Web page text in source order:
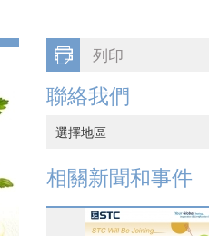
列印
聯絡我們
選擇地區
中國香港
相關新聞和事件